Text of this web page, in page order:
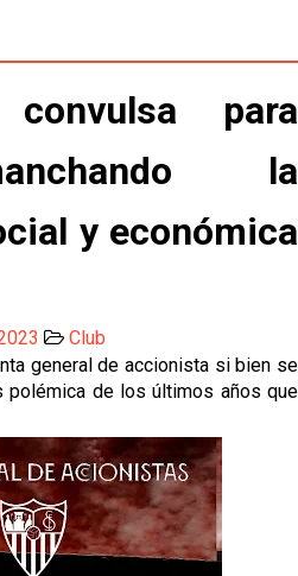
lista para salir
cesión de Rafa Mir al Aris
al Bournemouth
el Atleti , el Villareal ya
de La Liga
“El objetivo es mejorar la
inscribir a los nuevos
a Alberto Flores" por Rafa
para
la
y económica
Club
general de accionista si bien se
polémica de los últimos años que